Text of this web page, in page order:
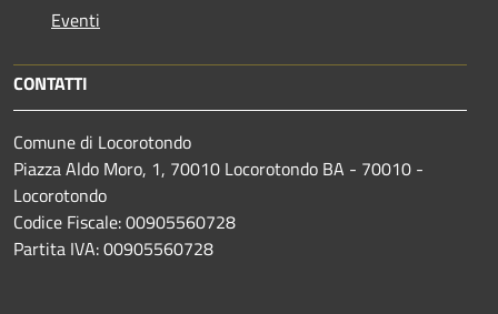
Eventi
CONTATTI
Comune di Locorotondo
Piazza Aldo Moro, 1, 70010 Locorotondo BA - 70010 -
Locorotondo
Codice Fiscale: 00905560728
Partita IVA: 00905560728